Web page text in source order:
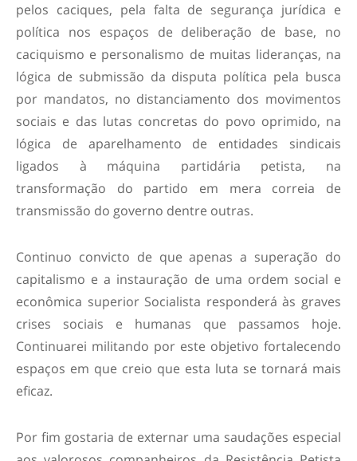
pelos caciques, pela falta de segurança jurídica e
política nos espaços de deliberação de base, no
caciquismo e personalismo de muitas lideranças, na
lógica de submissão da disputa política pela busca
por mandatos, no distanciamento dos movimentos
sociais e das lutas concretas do povo oprimido, na
lógica de aparelhamento de entidades sindicais
ligados à máquina partidária petista, na
transformação do partido em mera correia de
transmissão do governo dentre outras.
Continuo convicto de que apenas a superação do
capitalismo e a instauração de uma ordem social e
econômica superior Socialista responderá às graves
crises sociais e humanas que passamos hoje.
Continuarei militando por este objetivo fortalecendo
espaços em que creio que esta luta se tornará mais
eficaz.
Por fim gostaria de externar uma saudações especial